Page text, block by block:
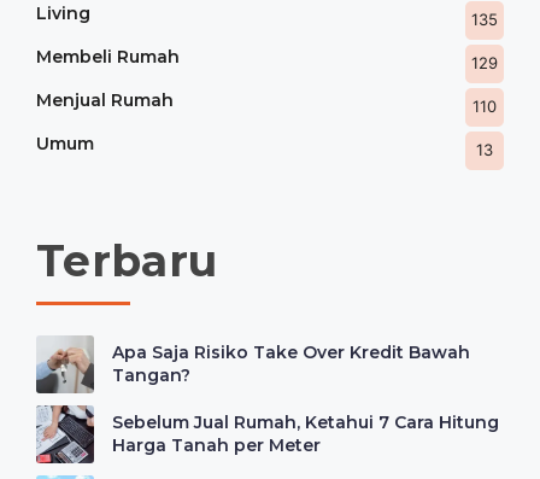
Living 135
Membeli Rumah 129
Menjual Rumah 110
Umum 13
Terbaru
Apa Saja Risiko Take Over Kredit Bawah
Tangan?
Sebelum Jual Rumah, Ketahui 7 Cara Hitung
Harga Tanah per Meter